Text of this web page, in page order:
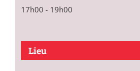
17h00 - 19h00
Lieu